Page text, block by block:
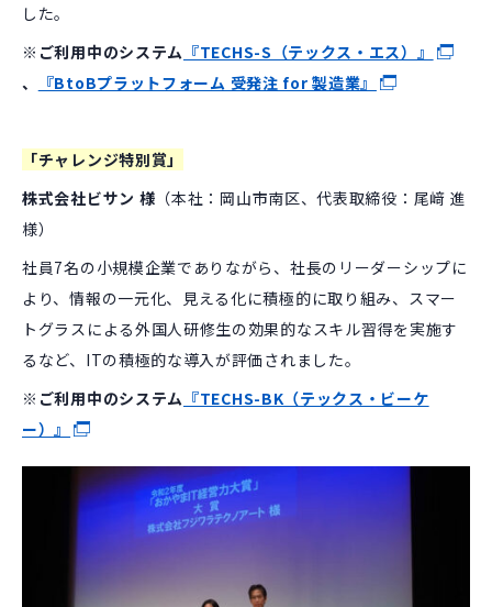
した。
※ご利用中のシステム 『TECHS-S（テックス・エス）』
、
『BtoBプラットフォーム 受発注 for 製造業』
「チャレンジ特別賞」
株式会社ビサン 様 （本社：岡山市南区、代表取締役：尾﨑 進
様）
社員7名の小規模企業でありながら、社長のリーダーシップに
より、情報の一元化、見える化に積極的に取り組み、スマー
トグラスによる外国人研修生の効果的なスキル習得を実施す
るなど、ITの積極的な導入が評価されました。
※ご利用中のシステム 『TECHS-BK（テックス・ビーケ
ー）』